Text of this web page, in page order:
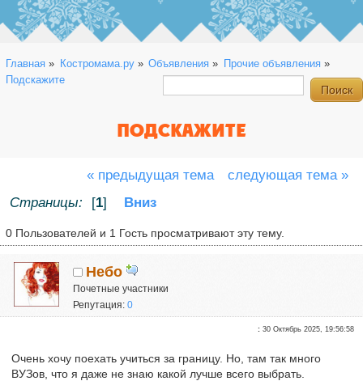
Главная » Костромама.ру» Объявления » Прочие объявления»
Подскажите
ПОДСКАЖИТЕ
« предыдущая тема
следующая тема »
Страницы:
[1] Вниз
0 Пользователей и 1 Гость просматривают эту тему.
Небо
Почетные участники
Репутация:0
:30 Октябрь 2025, 19:56:58
Очень хочу поехать учиться за границу. Но, там так много
ВУЗов, что я даже не знаю какой лучше всего выбрать.